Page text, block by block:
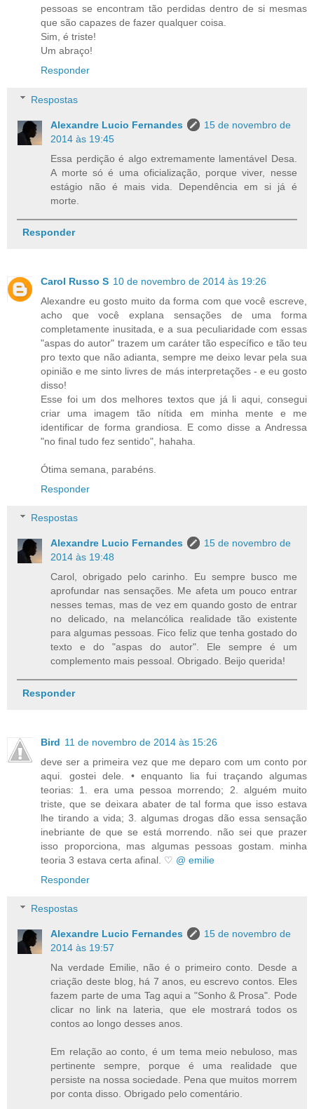
pessoas se encontram tão perdidas dentro de si mesmas
que são capazes de fazer qualquer coisa.
Sim, é triste!
Um abraço!
Responder
Respostas
Alexandre Lucio Fernandes
15 de novembro de
2014 às 19:45
Essa perdição é algo extremamente lamentável Desa.
A morte só é uma oficialização, porque viver, nesse
estágio não é mais vida. Dependência em si já é
morte.
Responder
Carol Russo S 10 de novembro de 2014 às 19:26
Alexandre eu gosto muito da forma com que você escreve,
acho que você explana sensações de uma forma
completamente inusitada, e a sua peculiaridade com essas
"aspas do autor" trazem um caráter tão específico e tão teu
pro texto que não adianta, sempre me deixo levar pela sua
opinião e me sinto livres de más interpretações - e eu gosto
disso!
Esse foi um dos melhores textos que já li aqui, consegui
criar uma imagem tão nítida em minha mente e me
identificar de forma grandiosa. E como disse a Andressa
"no final tudo fez sentido", hahaha.
Ótima semana, parabéns.
Responder
Respostas
Alexandre Lucio Fernandes
15 de novembro de
2014 às 19:48
Carol, obrigado pelo carinho. Eu sempre busco me
aprofundar nas sensações. Me afeta um pouco entrar
nesses temas, mas de vez em quando gosto de entrar
no delicado, na melancólica realidade tão existente
para algumas pessoas. Fico feliz que tenha gostado do
texto e do "aspas do autor". Ele sempre é um
complemento mais pessoal. Obrigado. Beijo querida!
Responder
Bird 11 de novembro de 2014 às 15:26
deve ser a primeira vez que me deparo com um conto por
aqui. gostei dele. • enquanto lia fui traçando algumas
teorias: 1. era uma pessoa morrendo; 2. alguém muito
triste, que se deixara abater de tal forma que isso estava
lhe tirando a vida; 3. algumas drogas dão essa sensação
inebriante de que se está morrendo. não sei que prazer
isso proporciona, mas algumas pessoas gostam. minha
teoria 3 estava certa afinal. ♡ @ emilie
Responder
Respostas
Alexandre Lucio Fernandes
15 de novembro de
2014 às 19:57
Na verdade Emilie, não é o primeiro conto. Desde a
criação deste blog, há 7 anos, eu escrevo contos. Eles
fazem parte de uma Tag aqui a "Sonho & Prosa". Pode
clicar no link na lateria, que ele mostrará todos os
contos ao longo desses anos.
Em relação ao conto, é um tema meio nebuloso, mas
pertinente sempre, porque é uma realidade que
persiste na nossa sociedade. Pena que muitos morrem
por conta disso. Obrigado pelo comentário.